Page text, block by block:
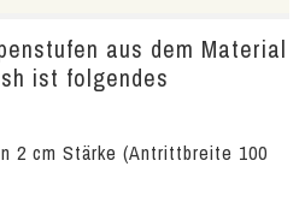
aus dem Material
ist folgendes
2 cm Stärke (Antrittbreite 100